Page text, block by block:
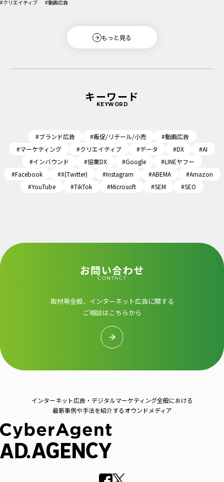
もっと見る
#クリエイティブ #動画広告
キーワード
KEYWORD
#ブランド広告 #販促/リテール/小売
#動画広告
#マーケティング
#クリエイティブ #データ #DX
#AI
#インバウンド
#協業DX #Google
#LINEヤフー
#Facebook
#X(Twitter) #Instagram #ABEMA
#Amazon
#YouTube
#TikTok #Microsoft #SEM #SEO
お問い合わせ
CONTACT
取材等全般、インターネット広告に関する
ご相談はこちらから
インターネット広告・デジタルマーケティング全般における
最新事例や手法を紹介するオウンドメディア